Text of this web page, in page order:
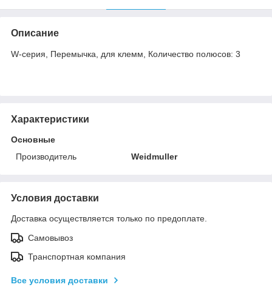
Описание
W-серия, Перемычка, для клемм, Количество полюсов: 3
Характеристики
Основные
Производитель
Weidmuller
Условия доставки
Доставка осуществляется только по предоплате.
Самовывоз
Транспортная компания
Все условия доставки